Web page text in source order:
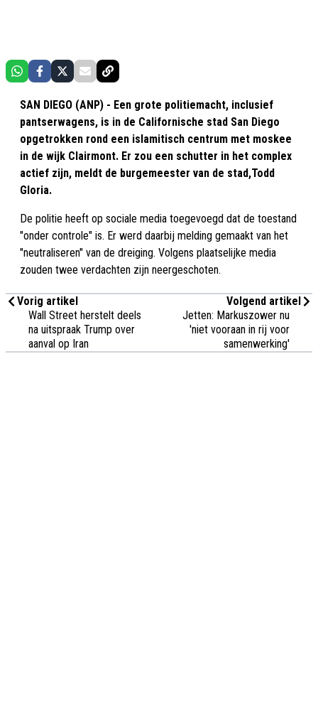
SAN DIEGO (ANP) - Een grote politiemacht, inclusief
pantserwagens, is in de Californische stad San Diego
opgetrokken rond een islamitisch centrum met moskee
in de wijk Clairmont. Er zou een schutter in het complex
actief zijn, meldt de burgemeester van de stad,Todd
Gloria.
De politie heeft op sociale media toegevoegd dat de toestand
"onder controle" is. Er werd daarbij melding gemaakt van het
"neutraliseren" van de dreiging. Volgens plaatselijke media
zouden twee verdachten zijn neergeschoten.
Vorig artikel
Wall Street herstelt deels
na uitspraak Trump over
aanval op Iran
Volgend artikel
Jetten: Markuszower nu
'niet vooraan in rij voor
samenwerking'